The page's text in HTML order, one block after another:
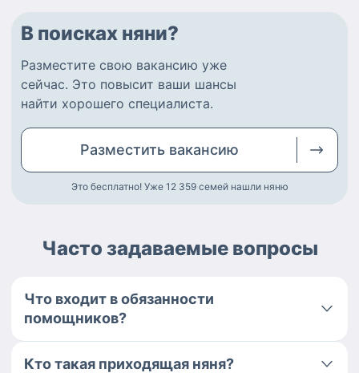
В поисках няни?
Разместите свою вакансию уже
сейчас. Это повысит ваши шансы
найти хорошего специалиста.
Разместить вакансию
Это бесплатно! Уже 12 359 семей нашли няню
Часто задаваемые вопросы
Что входит в обязанности
помощников?
Кто такая приходящая няня?